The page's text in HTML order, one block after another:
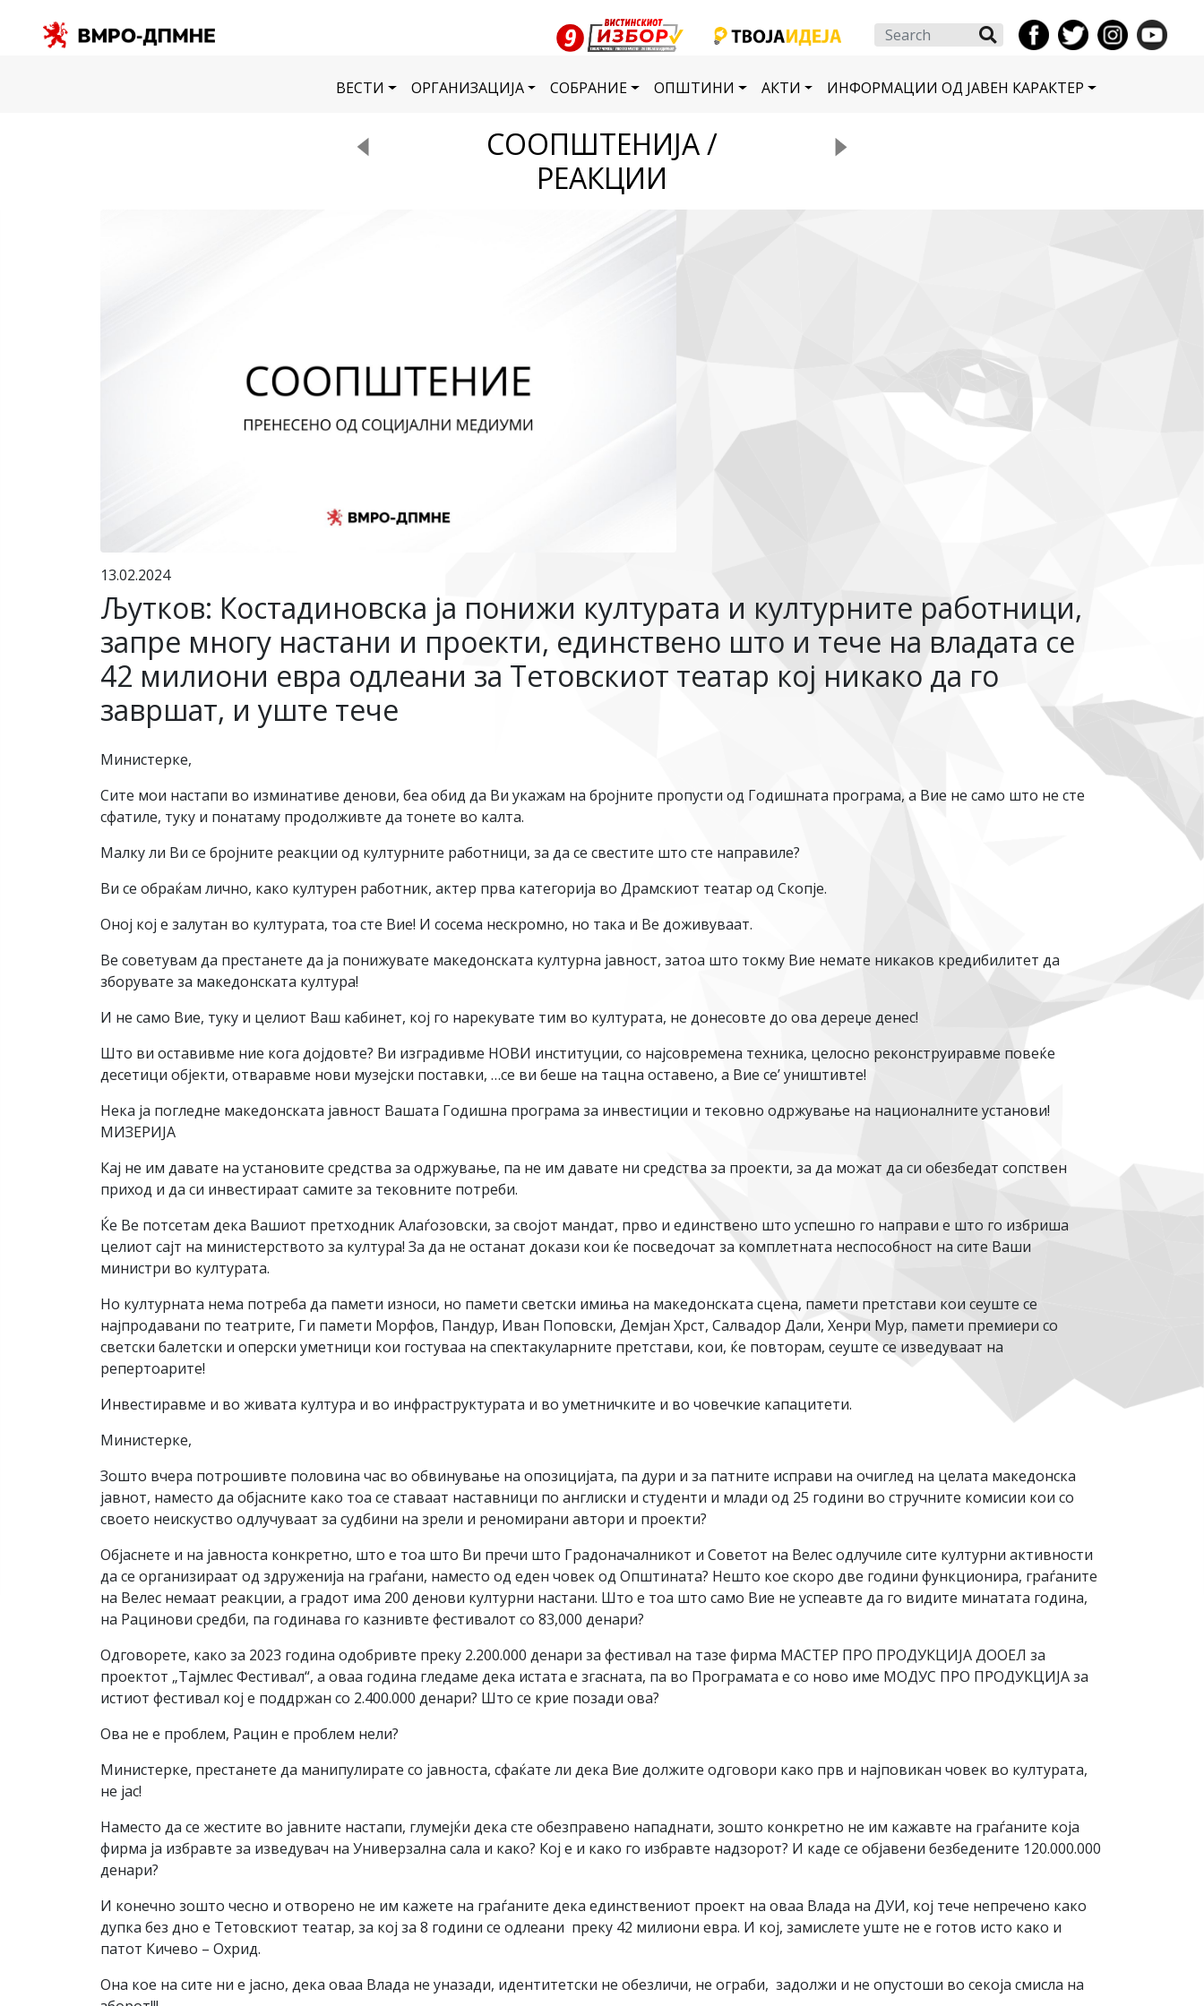
Search
ВЕСТИ ОРГАНИЗАЦИЈА СОБРАНИЕ ОПШТИНИ АКТИ ИНФОРМАЦИИ ОД ЈАВЕН КАРАКТЕР
СООПШТЕНИЈА /
РЕАКЦИИ
13.02.2024
Љутков: Костадиновска ја понижи културата и културните работници,
запре многу настани и проекти, единствено што и тече на владата се
42 милиони евра одлеани за Тетовскиот театар кој никако да го
завршат, и уште тече
Министерке,
Сите мои настапи во изминативе денови, беа обид да Ви укажам на бројните пропусти од Годишната програма, а Вие не само што не сте
сфатиле, туку и понатаму продолживте да тонете во калта.
Малку ли Ви се бројните реакции од културните работници, за да се свестите што сте направиле?
Ви се обраќам лично, како културен работник, актер прва категорија во Драмскиот театар од Скопје.
Оној кој е залутан во културата, тоа сте Вие! И сосема нескромно, но така и Ве доживуваат.
Ве советувам да престанете да ја понижувате македонската културна јавност, затоа што токму Вие немате никаков кредибилитет да
зборувате за македонската култура!
И не само Вие, туку и целиот Ваш кабинет, кој го нарекувате тим во културата, не донесoвте до ова дереџе денес!
Што ви оставивме ние кога дојдовте? Ви изградивме НОВИ институции, со најсовремена техника, целосно реконструиравме повеќе
десетици објекти, отваравме нови музејски поставки, …се ви беше на тацна оставено, а Вие се’ уништивте!
Нека ја погледне македонската јавност Вашата Годишна програма за инвестиции и тековно одржување на националните установи!
МИЗЕРИЈА
Кај не им давате на установите средства за одржување, па не им давате ни средства за проекти, за да можат да си обезбедат сопствен
приход и да си инвестираат самите за тековните потреби.
Ќе Ве потсетам дека Вашиот претходник Алаѓозовски, за својот мандат, прво и единствено што успешно го направи е што го избриша
целиот сајт на министерството за култура! За да не останат докази кои ќе посведочат за комплетната неспособност на сите Ваши
министри во културата.
Но културната нема потреба да памети износи, но памети светски имиња на македонската сцена, памети претстави кои сеуште се
најпродавани по театрите, Ги памети Морфов, Пандур, Иван Поповски, Демјан Хрст, Салвадор Дали, Хенри Мур, памети премиери со
светски балетски и оперски уметници кои гостуваа на спектакуларните претстави, кои, ќе повторам, сеуште се изведуваат на
репертоарите!
Инвестиравме и во живата култура и во инфраструктурата и во уметничките и во човечкие капацитети.
Министерке,
Зошто вчера потрошивте половина час во обвинување на опозицијата, па дури и за патните исправи на очиглед на целата македонска
јавнот, наместо да објасните како тоа се ставаат наставници по англиски и студенти и млади од 25 години во стручните комисии кои со
своето неискуство одлучуваат за судбини на зрели и реномирани автори и проекти?
Објаснете и на јавноста конкретно, што е тоа што Ви пречи што Градоначалникот и Советот на Велес одлучиле сите културни активности
да се организираат од здруженија на граѓани, наместо од еден човек од Општината? Нешто кое скоро две години функционира, граѓаните
на Велес немаат реакции, а градот има 200 денови културни настани. Што е тоа што само Вие не успеавте да го видите минатата година,
на Рацинови средби, па годинава го казнивте фестивалот со 83,000 денари?
Одговорете, како за 2023 година одобривте преку 2.200.000 денари за фестивал на тазе фирма МАСТЕР ПРО ПРОДУКЦИЈА ДООЕЛ за
проектот „Тајмлес Фестивал“, а оваа година гледаме дека истата е згасната, па во Програмата е со ново име МОДУС ПРО ПРОДУКЦИЈА за
истиот фестивал кој е поддржан со 2.400.000 денари? Што се крие позади ова?
Ова не е проблем, Рацин е проблем нели?
Министерке, престанете да манипулирате со јавноста, сфаќате ли дека Вие должите одговори како прв и најповикан човек во културата,
не јас!
Наместо да се жестите во јавните настапи, глумејќи дека сте обезправено нападнати, зошто конкретно не им кажавте на граѓаните која
фирма ја избравте за изведувач на Универзална сала и како? Кој е и како го избравте надзорот? И каде се објавени безбедените 120.000.000
денари?
И конечно зошто чесно и отворено не им кажете на граѓаните дека единствениот проект на оваа Влада на ДУИ, кој тече непречено како
дупка без дно е Тетовскиот театар, за кој за 8 години се одлеани преку 42 милиони евра. И кој, замислете уште не е готов исто како и
патот Кичево – Охрид.
Она кое на сите ни е јасно, дека оваа Влада не уназади, идентитетски не обезличи, не ограби, задолжи и не опустоши во секоја смисла на